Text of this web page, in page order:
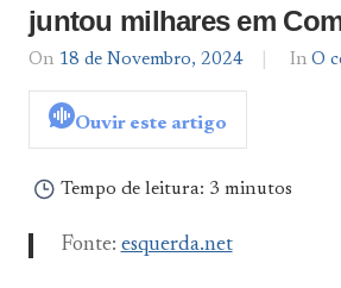
juntou milhares em
On 18 de Novembro, 2024
By
In O
Ouvir este artigo
Tempo de leitura: 3 minutos
Fonte: esquerda.net